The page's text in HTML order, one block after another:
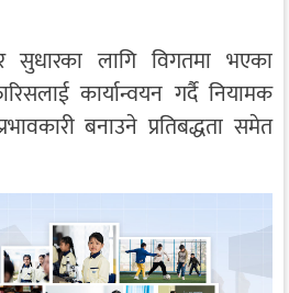
सुधारका लागि विगतमा भएका
कार्यान्वयन गर्दै नियामक
बनाउने प्रतिबद्धता समेत